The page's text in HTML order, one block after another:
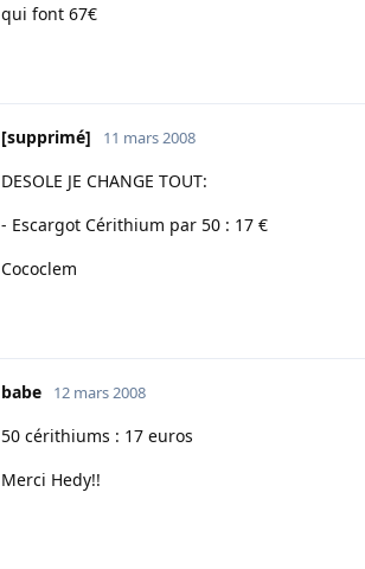
qui font 67€
[supprimé] 11 mars 2008
DESOLE JE CHANGE TOUT:
- Escargot Cérithium par 50 : 17 €
Cococlem
babe 12 mars 2008
50 cérithiums : 17 euros
Merci Hedy!!